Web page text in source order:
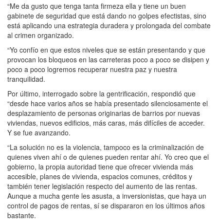
“Me da gusto que tenga tanta firmeza ella y tiene un buen
gabinete de seguridad que está dando no golpes efectistas, sino
está aplicando una estrategia duradera y prolongada del combate
al crimen organizado.
“Yo confío en que estos niveles que se están presentando y que
provocan los bloqueos en las carreteras poco a poco se disipen y
poco a poco logremos recuperar nuestra paz y nuestra
tranquilidad.
Por último, interrogado sobre la gentrificación, respondió que
“desde hace varios años se había presentado silenciosamente el
desplazamiento de personas originarias de barrios por nuevas
viviendas, nuevos edificios, más caras, más difíciles de acceder.
Y se fue avanzando.
“La solución no es la violencia, tampoco es la criminalización de
quienes viven ahí o de quienes pueden rentar ahí. Yo creo que el
gobierno, la propia autoridad tiene que ofrecer vivienda más
accesible, planes de vivienda, espacios comunes, créditos y
también tener legislación respecto del aumento de las rentas.
Aunque a mucha gente les asusta, a inversionistas, que haya un
control de pagos de rentas, sí se dispararon en los últimos años
bastante.